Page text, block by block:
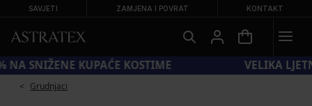
SAVJETI ZAMJENA I POVRAT KONTAKT
KOD SUN20 = −20 % NA SNIŽENE KUPAĆE KOSTIME
Grudnjaci